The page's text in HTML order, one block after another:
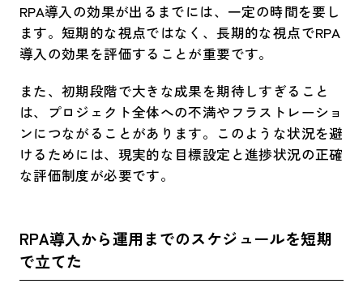
RPA導入の効果が出るまでには、一定の時間を要し
ます。短期的な視点ではなく、長期的な視点でRPA
導入の効果を評価することが重要です。
また、初期段階で大きな成果を期待しすぎること
は、プロジェクト全体への不満やフラストレーショ
ンにつながることがあります。このような状況を避
けるためには、現実的な目標設定と進捗状況の正確
な評価制度が必要です。
​RPA導入から運用までのスケジュールを短期
で立てた​